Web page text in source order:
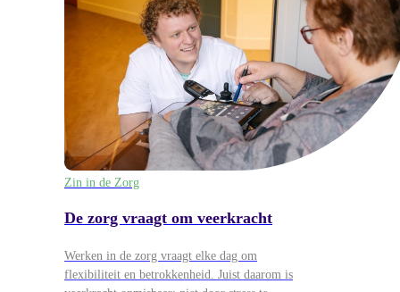
Zin in de Zorg
De zorg vraagt om veerkracht
Werken in de zorg vraagt elke dag om
flexibiliteit en betrokkenheid. Juist daarom is